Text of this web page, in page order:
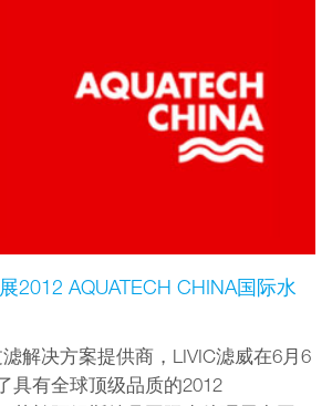
2012 AQUATECH CHINA国际水
解决方案提供商，LIVIC滤威在6月6
具有全球顶级品质的2012